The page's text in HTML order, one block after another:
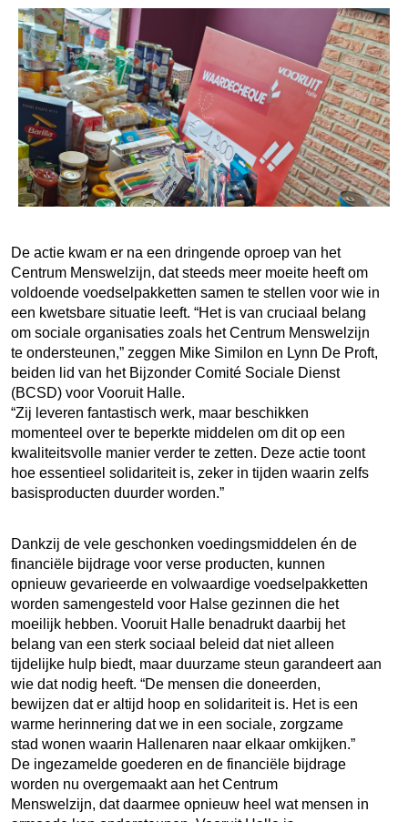
De actie kwam er na een dringende oproep van het
Centrum Menswelzijn, dat steeds meer moeite heeft om
voldoende voedselpakketten samen te stellen voor wie in
een kwetsbare situatie leeft. “Het is van cruciaal belang
om sociale organisaties zoals het Centrum Menswelzijn
te ondersteunen,” zeggen Mike Similon en Lynn De Proft,
beiden lid van het Bijzonder Comité Sociale Dienst
(BCSD) voor Vooruit Halle.
“Zij leveren fantastisch werk, maar beschikken
momenteel over te beperkte middelen om dit op een
kwaliteitsvolle manier verder te zetten. Deze actie toont
hoe essentieel solidariteit is, zeker in tijden waarin zelfs
basisproducten duurder worden.”
Dankzij de vele geschonken voedingsmiddelen én de
financiële bijdrage voor verse producten, kunnen
opnieuw gevarieerde en volwaardige voedselpakketten
worden samengesteld voor Halse gezinnen die het
moeilijk hebben. Vooruit Halle benadrukt daarbij het
belang van een sterk sociaal beleid dat niet alleen
tijdelijke hulp biedt, maar duurzame steun garandeert aan
wie dat nodig heeft. “De mensen die doneerden,
bewijzen dat er altijd hoop en solidariteit is. Het is een
warme herinnering dat we in een sociale, zorgzame
stad wonen waarin Hallenaren naar elkaar omkijken.”
De ingezamelde goederen en de financiële bijdrage
worden nu overgemaakt aan het Centrum
Menswelzijn, dat daarmee opnieuw heel wat mensen in